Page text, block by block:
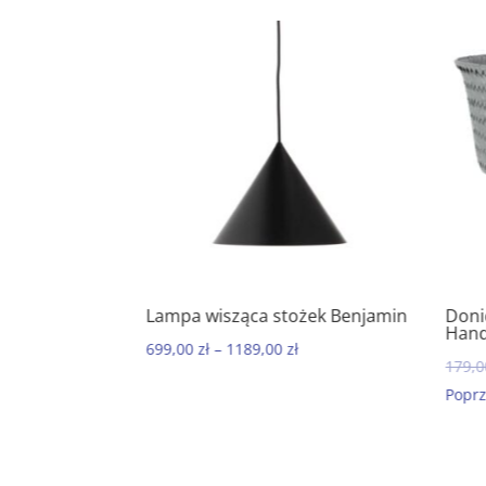
5.00
Lampa wisząca stożek Benjamin
699,00zł–1189,00zł